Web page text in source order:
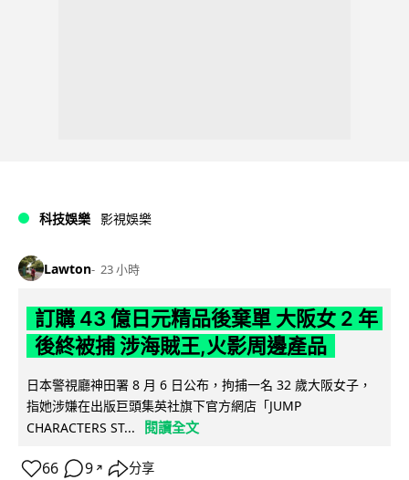
科技娛樂 影視娛樂
Lawton 23 小時
訂購 43 億日元精品後棄單 大阪女 2 年
後終被捕 涉海賊王,火影周邊產品
日本警視廳神田署 8 月 6 日公布，拘捕一名 32 歲大阪女子，
指她涉嫌在出版巨頭集英社旗下官方網店「JUMP
CHARACTERS ST...
閱讀全文
66 9 ↗ 分享